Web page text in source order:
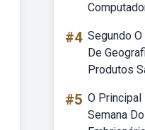
#4 Segundo
De
Produtos
#5 O Principal
Semana